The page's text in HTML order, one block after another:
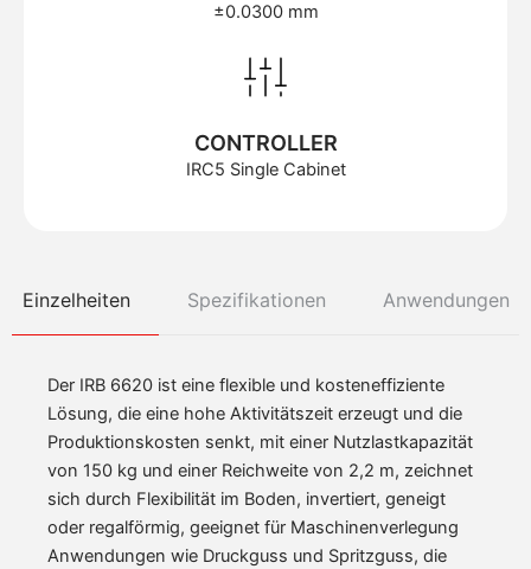
±0.0300 mm
CONTROLLER
IRC5 Single Cabinet
Einzelheiten Spezifikationen Anwendungen
Der IRB 6620 ist eine flexible und kosteneffiziente
Lösung, die eine hohe Aktivitätszeit erzeugt und die
Produktionskosten senkt, mit einer Nutzlastkapazität
von 150 kg und einer Reichweite von 2,2 m, zeichnet
sich durch Flexibilität im Boden, invertiert, geneigt
oder regalförmig, geeignet für Maschinenverlegung
Anwendungen wie Druckguss und Spritzguss, die